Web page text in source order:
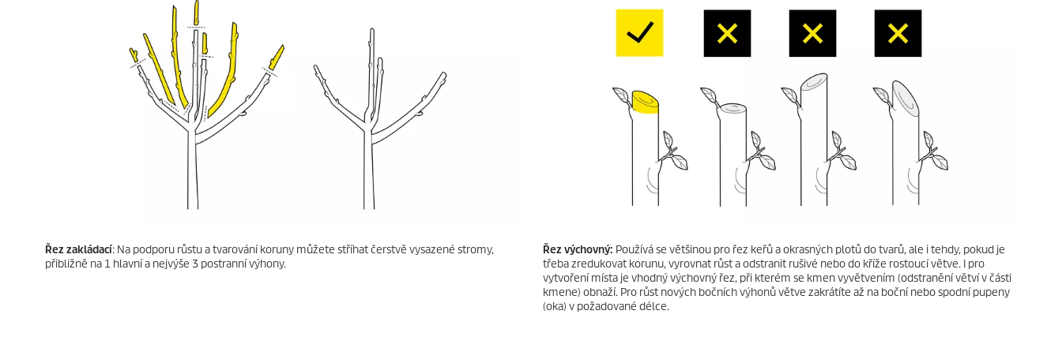
Řez zakládací: Na podporu růstu a tvarování koruny můžete stříhat čerstvě vysazené stromy,
přibližně na 1 hlavní a nejvýše 3 postranní výhony.
Řez výchovný: Používá se většinou pro řez keřů a okrasných plotů do tvarů, ale i tehdy, pokud je
třeba zredukovat korunu, vyrovnat růst a odstranit rušivé nebo do kříže rostoucí větve. I pro
vytvoření místa je vhodný výchovný řez, při kterém se kmen vyvětvením (odstranění větví v části
kmene) obnaží. Pro růst nových bočních výhonů větve zakrátíte až na boční nebo spodní pupeny
(oka) v požadované délce.